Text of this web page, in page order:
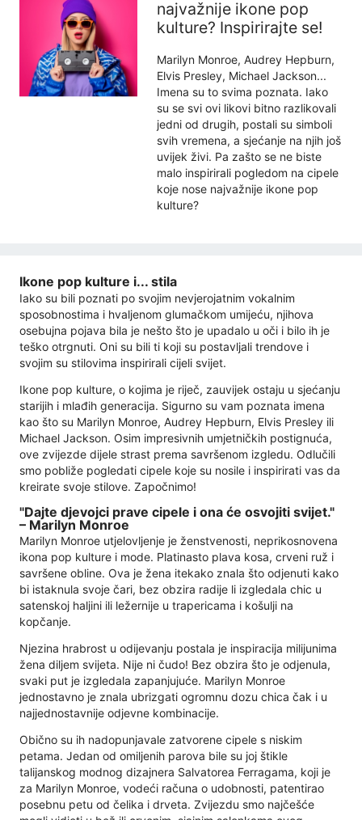
najvažnije ikone pop
kulture? Inspirirajte se!
Marilyn Monroe, Audrey Hepburn,
Elvis Presley, Michael Jackson...
Imena su to svima poznata. Iako
su se svi ovi likovi bitno razlikovali
jedni od drugih, postali su simboli
svih vremena, a sjećanje na njih još
uvijek živi. Pa zašto se ne biste
malo inspirirali pogledom na cipele
koje nose najvažnije ikone pop
kulture?
Ikone pop kulture i... stila
Iako su bili poznati po svojim nevjerojatnim vokalnim
sposobnostima i hvaljenom glumačkom umijeću, njihova
osebujna pojava bila je nešto što je upadalo u oči i bilo ih je
teško otrgnuti. Oni su bili ti koji su postavljali trendove i
svojim su stilovima inspirirali cijeli svijet.
Ikone pop kulture, o kojima je riječ, zauvijek ostaju u sjećanju
starijih i mlađih generacija. Sigurno su vam poznata imena
kao što su Marilyn Monroe, Audrey Hepburn, Elvis Presley ili
Michael Jackson. Osim impresivnih umjetničkih postignuća,
ove zvijezde dijele strast prema savršenom izgledu. Odlučili
smo pobliže pogledati cipele koje su nosile i inspirirati vas da
kreirate svoje stilove. Započnimo!
"Dajte djevojci prave cipele i ona će osvojiti svijet."
– Marilyn Monroe
Marilyn Monroe utjelovljenje je ženstvenosti, neprikosnovena
ikona pop kulture i mode. Platinasto plava kosa, crveni ruž i
savršene obline. Ova je žena itekako znala što odjenuti kako
bi istaknula svoje čari, bez obzira radije li izgledala chic u
satenskoj haljini ili ležernije u trapericama i košulji na
kopčanje.
Njezina hrabrost u odijevanju postala je inspiracija milijunima
žena diljem svijeta. Nije ni čudo! Bez obzira što je odjenula,
svaki put je izgledala zapanjujuće. Marilyn Monroe
jednostavno je znala ubrizgati ogromnu dozu chica čak i u
najjednostavnije odjevne kombinacije.
Obično su ih nadopunjavale zatvorene cipele s niskim
petama. Jedan od omiljenih parova bile su joj štikle
talijanskog modnog dizajnera Salvatorea Ferragama, koji je
za Marilyn Monroe, vodeći računa o udobnosti, patentirao
posebnu petu od čelika i drveta. Zvijezdu smo najčešće